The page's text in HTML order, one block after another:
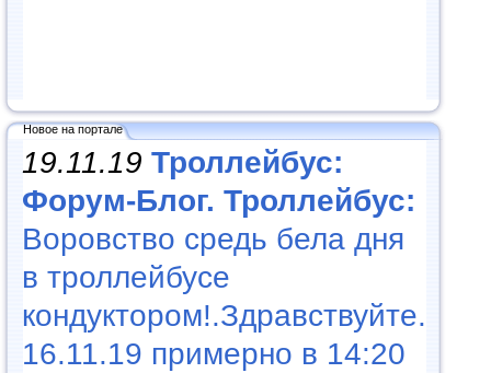
Новое на портале
19.11.19 Троллейбус:
Форум-Блог. Троллейбус:
Воровство средь бела дня
в троллейбусе
кондуктором!.Здравствуйте.
16.11.19 примерно в 14:20